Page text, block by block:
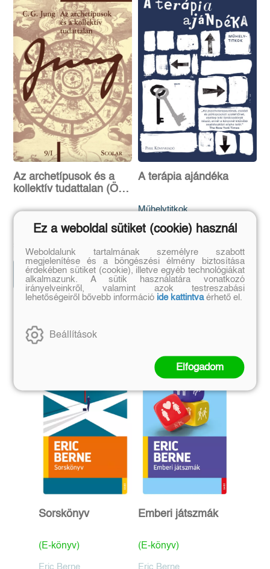
Az archetípusok és a
kollektív tudattalan (ÖM
9 775 Ft
8 798 Ft
Előrendelem
A terápia ajándéka
Műhelytitkok
Irvin D. Yalom
5 500 Ft
4 950 Ft
Előrendelem
Szerző további művei
Sorskönyv
(E-könyv)
Eric Berne
Emberi játszmák
(E-könyv)
Eric Berne
Ez a weboldal sütiket (cookie) használ
Weboldalunk tartalmának személyre szabott
megjelenítése és a böngészési élmény biztosítása
érdekében sütiket (cookie), illetve egyéb technológiákat
alkalmazunk. A sütik használatára vonatkozó
irányelveinkről, valamint azok testreszabási
lehetőségeiről bővebb információ ide kattintvaérhető el.
Beállítások
Elfogadom